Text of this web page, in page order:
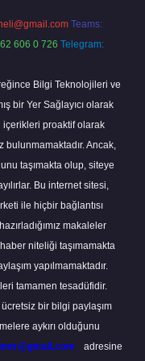
Teams:
606 0 726 Telegram:
Bilgi Teknolojileri ve
bir Yer Sağlayıcı olarak
içerikleri proaktif olarak
bulunmamaktadır. Ancak,
taşımakta olup, siteye
Bu internet sitesi,
ile hiçbir bağlantısı
makaleler
niteliği taşımamakta
yapılmamaktadır.
tamamen tesadüfidir.
bir bilgi paylaşım
aykırı olduğunu
adresine